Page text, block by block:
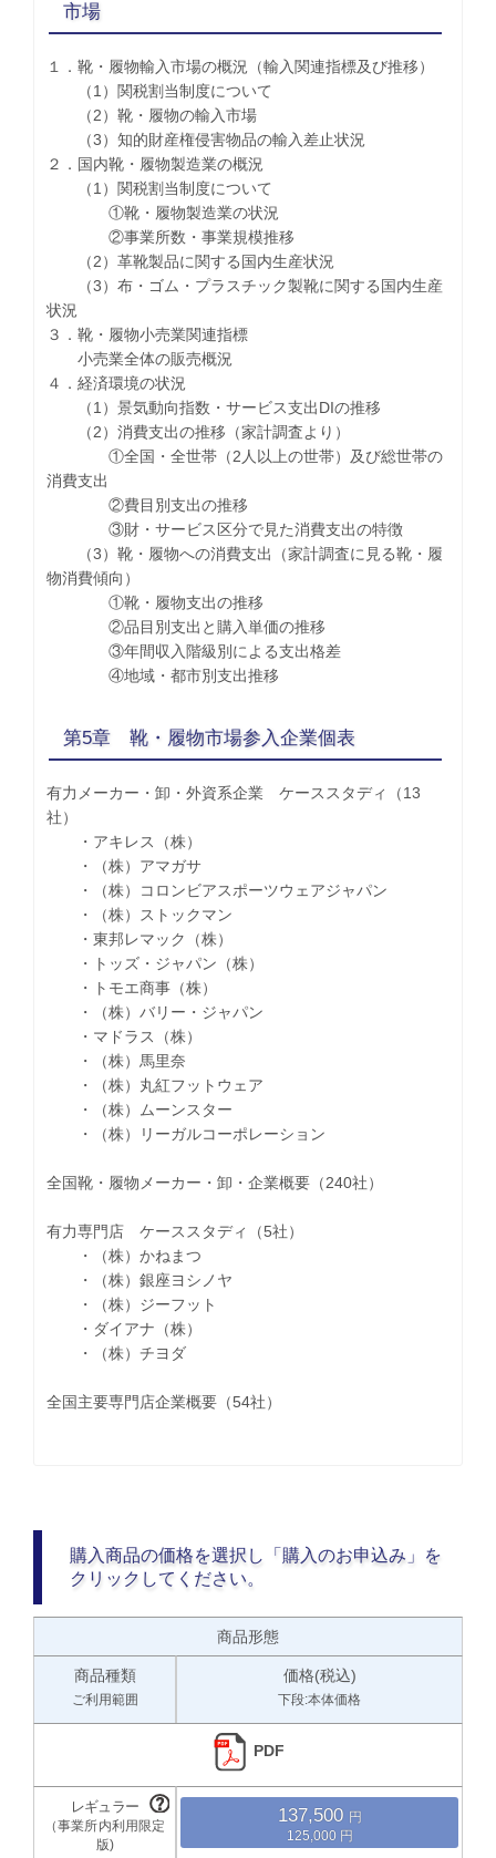
市場
１．靴・履物輸入市場の概況（輸入関連指標及び推移）
（1）関税割当制度について
（2）靴・履物の輸入市場
（3）知的財産権侵害物品の輸入差止状況
２．国内靴・履物製造業の概況
（1）関税割当制度について
①靴・履物製造業の状況
②事業所数・事業規模推移
（2）革靴製品に関する国内生産状況
（3）布・ゴム・プラスチック製靴に関する国内生産
状況
３．靴・履物小売業関連指標
小売業全体の販売概況
４．経済環境の状況
（1）景気動向指数・サービス支出DIの推移
（2）消費支出の推移（家計調査より）
①全国・全世帯（2人以上の世帯）及び総世帯の
消費支出
②費目別支出の推移
③財・サービス区分で見た消費支出の特徴
（3）靴・履物への消費支出（家計調査に見る靴・履
物消費傾向）
①靴・履物支出の推移
②品目別支出と購入単価の推移
③年間収入階級別による支出格差
④地域・都市別支出推移
第5章 靴・履物市場参入企業個表
有力メーカー・卸・外資系企業 ケーススタディ（13
社）
・アキレス（株）
・（株）アマガサ
・（株）コロンビアスポーツウェアジャパン
・（株）ストックマン
・東邦レマック（株）
・トッズ・ジャパン（株）
・トモエ商事（株）
・（株）バリー・ジャパン
・マドラス（株）
・（株）馬里奈
・（株）丸紅フットウェア
・（株）ムーンスター
・（株）リーガルコーポレーション
全国靴・履物メーカー・卸・企業概要（240社）
有力専門店 ケーススタディ（5社）
・（株）かねまつ
・（株）銀座ヨシノヤ
・（株）ジーフット
・ダイアナ（株）
・（株）チヨダ
全国主要専門店企業概要（54社）
購入商品の価格を選択し「購入のお申込み」を
クリックしてください。
商品形態
商品種類
ご利用範囲
価格(税込)
下段:本体価格
PDF
137,500
125,000